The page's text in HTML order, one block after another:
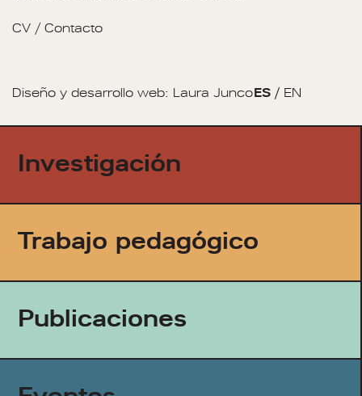
Investigación
Trabajo pedagógico
Publicaciones
CV / Contacto
Diseño y desarrollo web: Laura JuncoES / EN